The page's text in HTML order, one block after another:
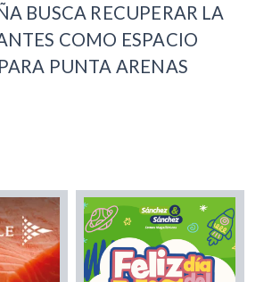
BUSCA RECUPERAR LA
COMO ESPACIO
PUNTA ARENAS